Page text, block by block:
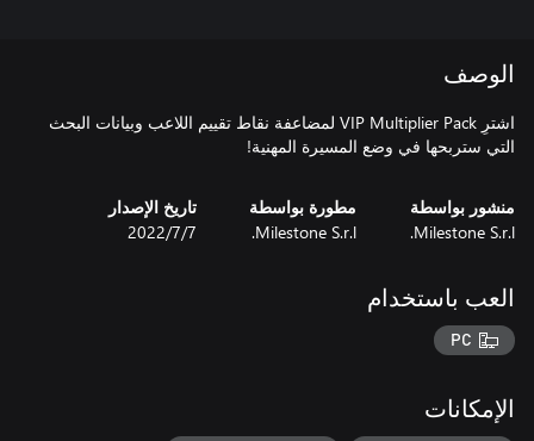
الوصف
اشترِ VIP Multiplier Pack لمضاعفة نقاط تقييم اللاعب وبيانات البحث
التي ستربحها في وضع المسيرة المهنية!
منشور بواسطة
Milestone S.r.l.
مطورة بواسطة
Milestone S.r.l.
تاريخ الإصدار
7‏/7‏/2022
العب باستخدام
PC
الإمكانات